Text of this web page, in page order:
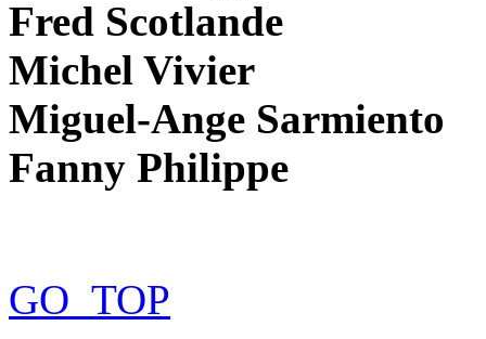
Fred Scotlande
Michel Vivier
Miguel-Ange Sarmiento
Fanny Philippe
GO_TOP